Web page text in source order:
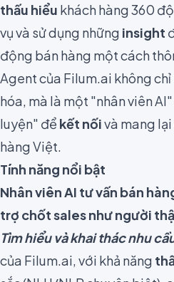
thấu hiểu khách hàng 360
vụ và sử dụng những insight
động bán hàng một cách
Agent của Filum.ai không
hóa, mà là một "nhân viên
luyện" để kết nốivà mang lại
hàng Việt.
Tính năng nổi bật
Nhân viên AI tư vấn bán
trợ chốt sales như người
Tìm hiểu và khai thác nhu
của Filum.ai, với khả năng